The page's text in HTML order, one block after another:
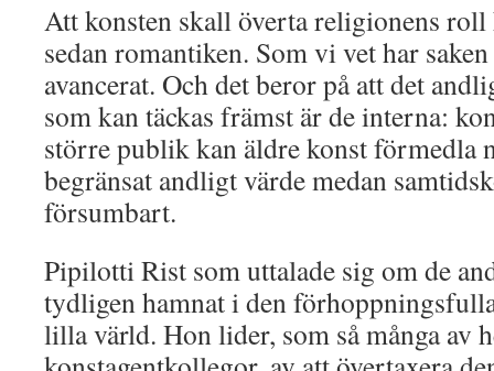
Att konsten skall överta religionens roll
sedan romantiken. Som vi vet har
avancerat. Och det beror på att det
som kan täckas främst är de interna:
större publik kan äldre konst förmedla
begränsat andligt värde medan
försumbart.
Pipilotti Rist som uttalade sig om de
tydligen hamnat i den
lilla värld. Hon lider, som så många av